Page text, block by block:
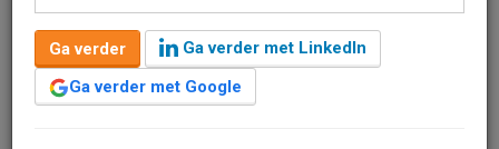
Redactie
23 september 2024 om 15:08
2 jaar geleden aangepast
1 minuut leestijd
Briq Asset Management is aangesteld om het property
Ga verder
Ga verder met LinkedIn
Ga verder met Google